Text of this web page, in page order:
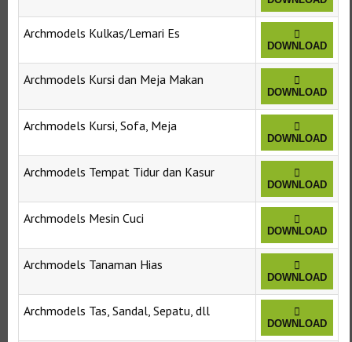
Archmodels Kulkas/Lemari Es
DOWNLOAD
Archmodels Kursi dan Meja Makan
DOWNLOAD
Archmodels Kursi, Sofa, Meja
DOWNLOAD
Archmodels Tempat Tidur dan Kasur
DOWNLOAD
Archmodels Mesin Cuci
DOWNLOAD
Archmodels Tanaman Hias
DOWNLOAD
Archmodels Tas, Sandal, Sepatu, dll
DOWNLOAD